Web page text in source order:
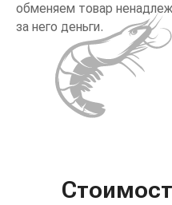
обменяем товар
за него деньги.